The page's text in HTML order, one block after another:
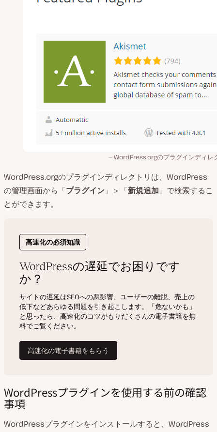
WordPress.orgのプラグインディレ
WordPress.orgのプラグインディレクトリは、WordPress
の管理画面から「プラグイン 」＞「新規追加 」で検索するこ
とができます。
WordPressプラグインを使用する前の確認
事項
WordPressプラグインをインストールすると、WordPress